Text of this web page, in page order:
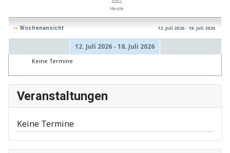
Heute
Wochenansicht 12. Juli 2026 - 18. Juli 2026
12. Juli 2026 - 18. Juli 2026
Keine Termine
Veranstaltungen
Keine Termine